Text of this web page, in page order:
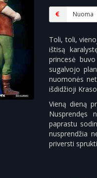
Nuoma
Toli, toli,
ištisą
princesė
sugalvojo
nuomonės
išdidžioji
Vieną dieną
Nusprendęs
paprastu
nusprendžia
priversti